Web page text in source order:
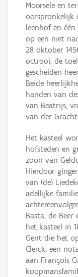
Moorsele en
oorspronkelijk
leenhof en
op een niet
28 oktober
octrooi, de
gescheiden
Beide
handen van
van Beatrijs,
van der
Het kasteel
hofsteden en
zoon van
Hierdoor
van (de)
adellijke
Basta, de Beer
het kasteel in
Gent die het
Clerck, een
aan François